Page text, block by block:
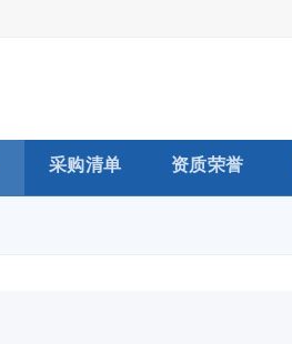
采购清单 资质荣誉